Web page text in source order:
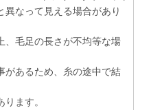
異なって見える場合があり
、毛足の長さが不均等な場
があるため、糸の途中で結
ます。